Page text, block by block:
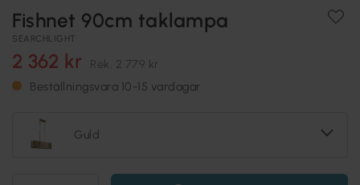
Fishnet 90cm taklampa
SEARCHLIGHT
2 362 kr Rek. 2 779 kr
Beställningsvara 10-15 vardagar
Guld